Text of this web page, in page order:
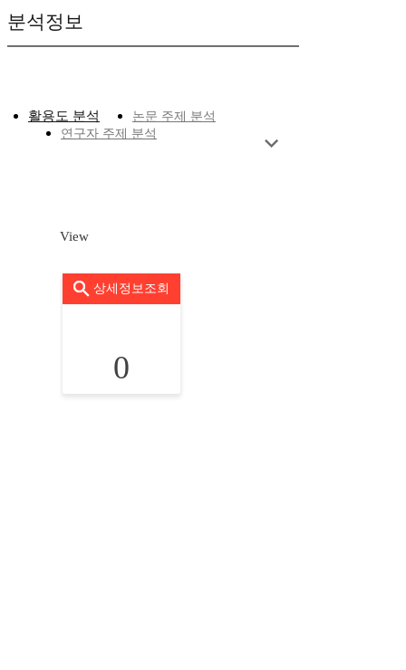
분석정보
활용도 분석
논문 주제 분석
연구자 주제 분석
View
상세정보조회
0